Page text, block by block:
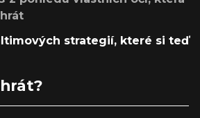
strategií, které si teď